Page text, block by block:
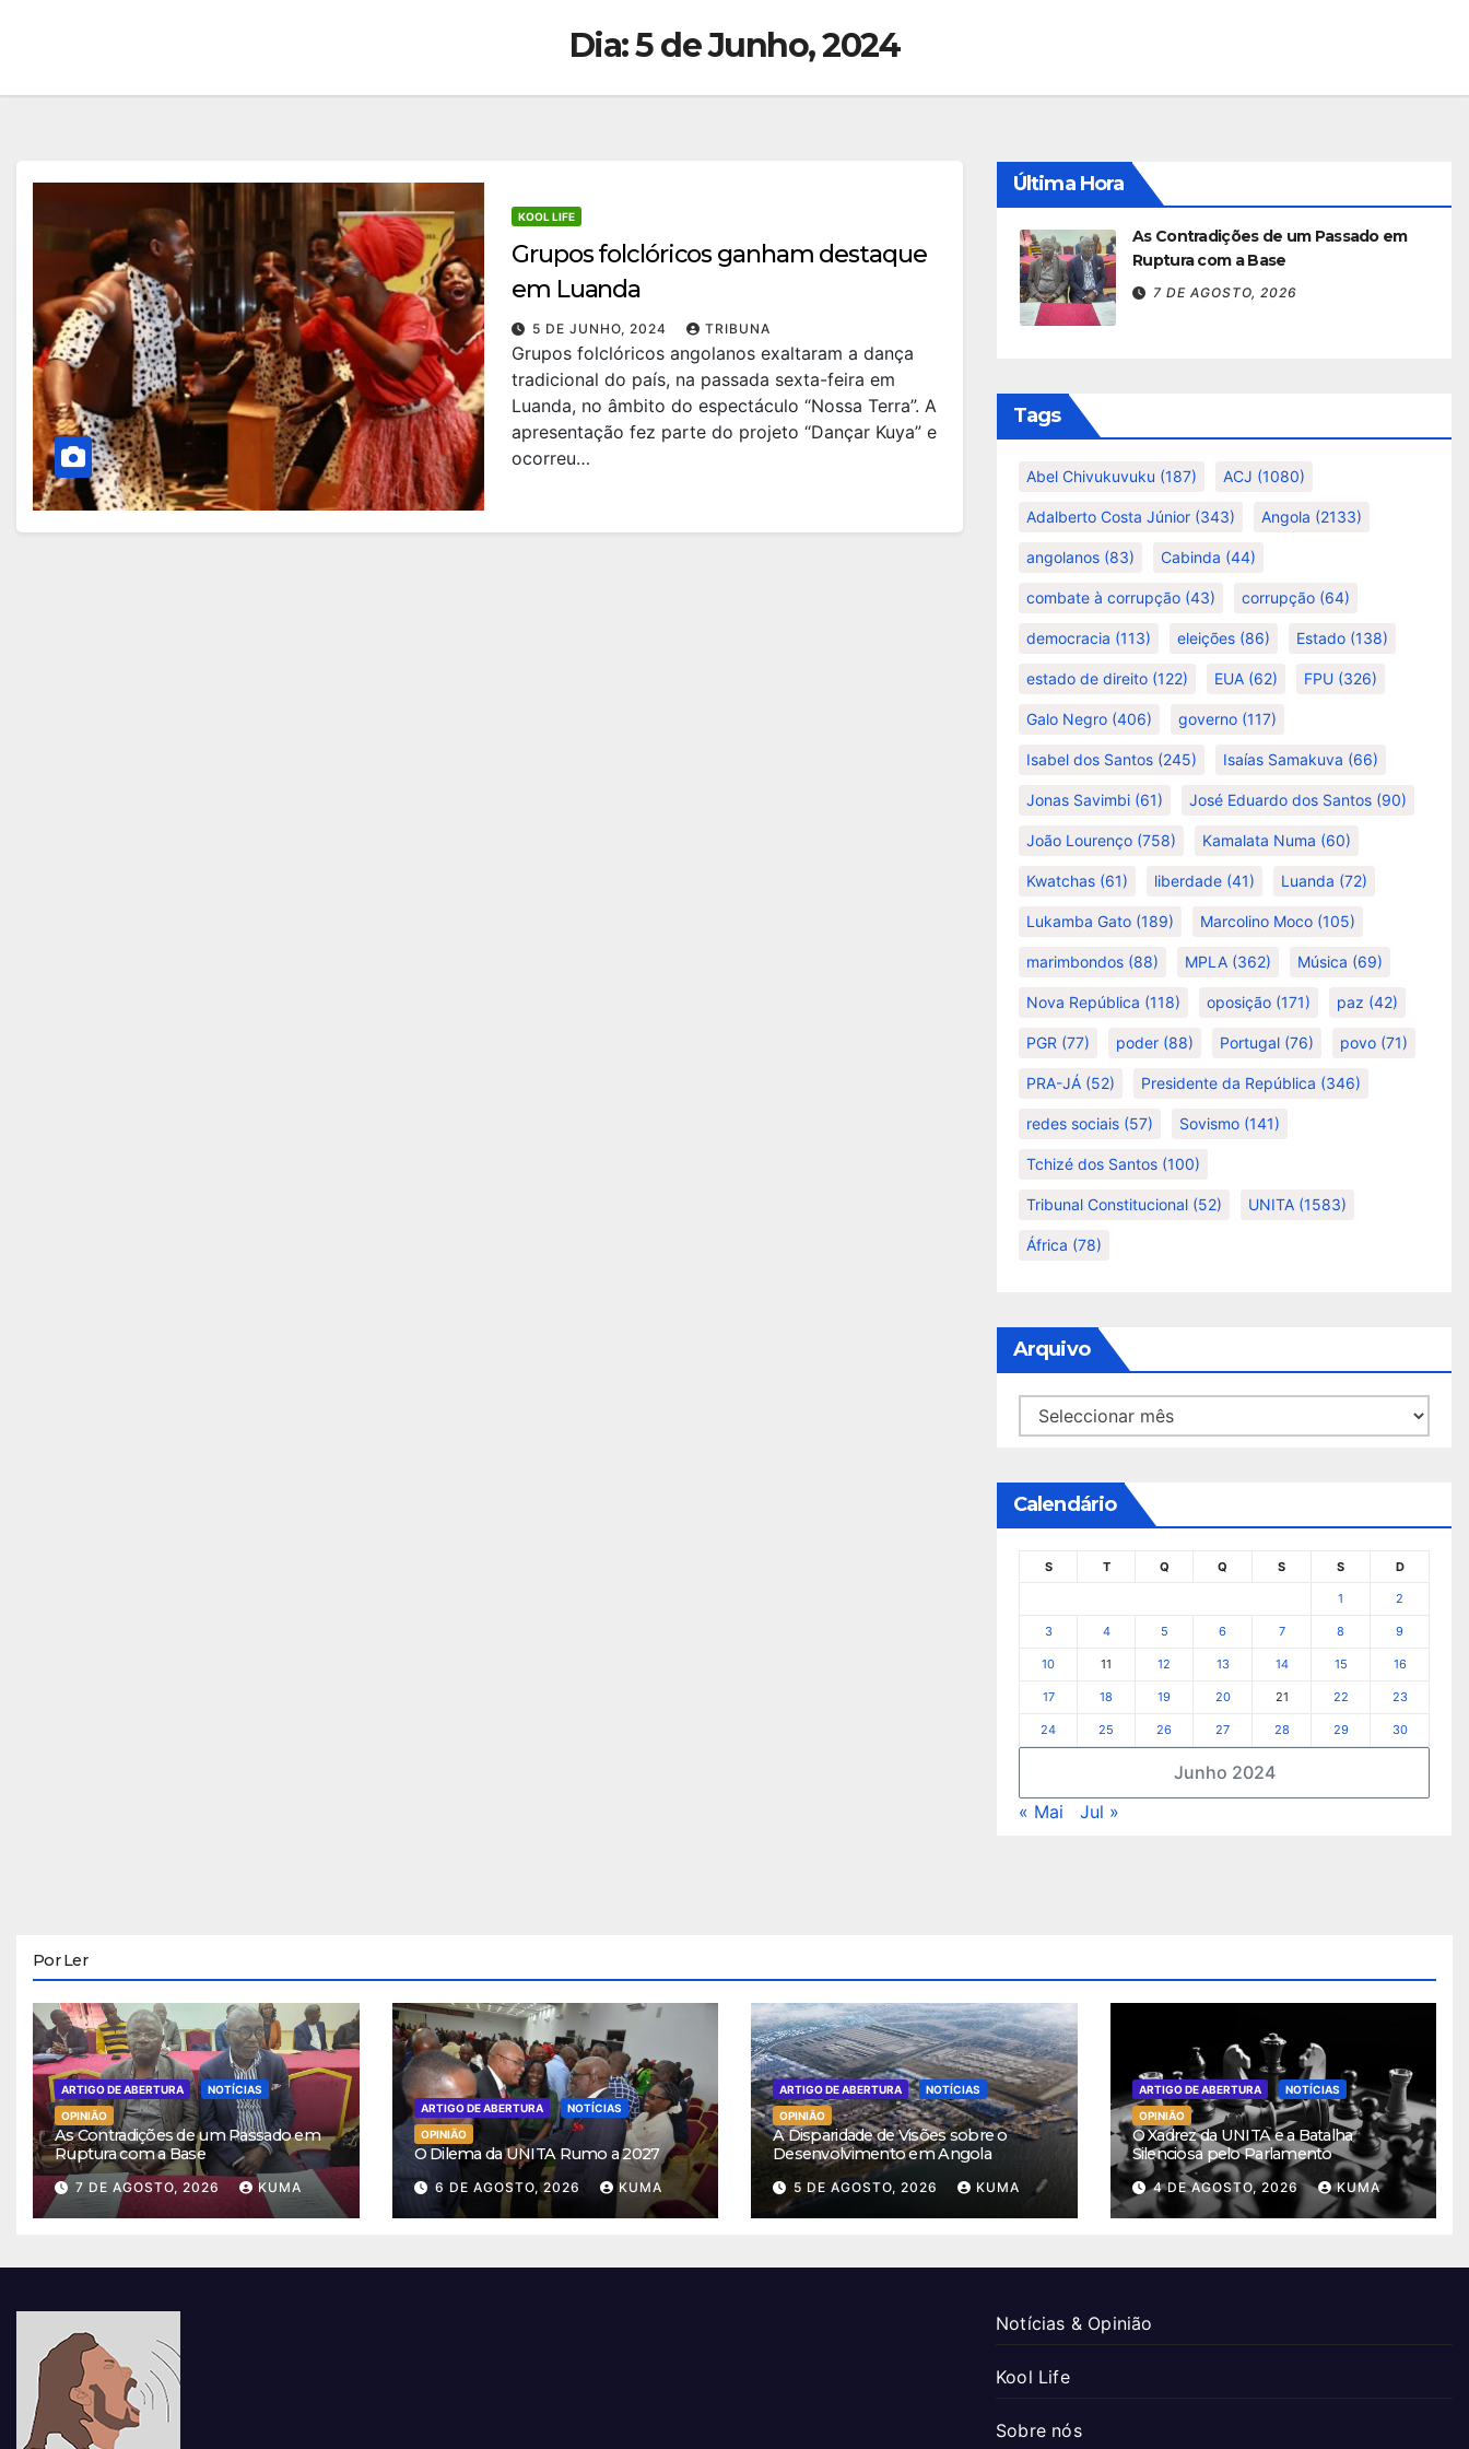
Dia:5 de Junho, 2024
KOOL LIFE
Grupos folclóricos ganham destaque
em Luanda
5 DE JUNHO, 2024 TRIBUNA
Grupos folclóricos angolanos exaltaram a dança
tradicional do país, na passada sexta-feira em
Luanda, no âmbito do espectáculo “Nossa Terra”. A
apresentação fez parte do projeto “Dançar Kuya” e
ocorreu…
Última Hora
As Contradições de um Passado em
Ruptura com a Base
7 DE AGOSTO, 2026
Tags
Abel Chivukuvuku (187) ACJ (1080)
Adalberto Costa Júnior (343) Angola (2133)
angolanos (83) Cabinda (44)
combate à corrupção (43) corrupção (64)
democracia (113) eleições (86) Estado (138)
estado de direito (122) EUA (62) FPU (326)
Galo Negro (406) governo (117)
Isabel dos Santos (245) Isaías Samakuva (66)
Jonas Savimbi (61) José Eduardo dos Santos (90)
João Lourenço (758) Kamalata Numa (60)
Kwatchas (61) liberdade (41) Luanda (72)
Lukamba Gato (189) Marcolino Moco (105)
marimbondos (88) MPLA (362) Música (69)
Nova República (118) oposição (171) paz (42)
PGR (77) poder (88) Portugal (76) povo (71)
PRA-JÁ (52) Presidente da República (346)
redes sociais (57) Sovismo (141)
Tchizé dos Santos (100)
Tribunal Constitucional (52) UNITA (1583)
África (78)
Arquivo
Arquivo
Calendário
Junho 2024
S T Q Q S S D
1 2
3 4 5 6 7 8 9
10 11 12 13 14 15 16
17 18 19 20 21 22 23
24 25 26 27 28 29 30
« Mai Jul »
Por Ler
ARTIGO DE ABERTURA
NOTÍCIAS
OPINIÃO
As Contradições de um Passado em
Ruptura com a Base
7 DE AGOSTO, 2026 KUMA
ARTIGO DE ABERTURA
NOTÍCIAS
OPINIÃO
O Dilema da UNITA Rumo a 2027
6 DE AGOSTO, 2026 KUMA
ARTIGO DE ABERTURA
NOTÍCIAS
OPINIÃO
A Disparidade de Visões sobre o
Desenvolvimento em Angola
5 DE AGOSTO, 2026 KUMA
ARTIGO DE ABERTURA
NOTÍCIAS
OPINIÃO
O Xadrez da UNITA e a Batalha
Silenciosa pelo Parlamento
4 DE AGOSTO, 2026 KUMA
Notícias & Opinião
Kool Life
Sobre nós